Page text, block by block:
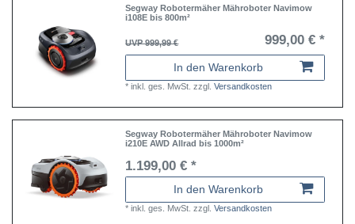
Segway Robotermäher Mähroboter Navimow
i108E bis 800m²
UVP 999,99 € 999,00 € *
In den Warenkorb
*inkl. ges. MwSt. zzgl.Versandkosten
Segway Robotermäher Mähroboter Navimow
i210E AWD Allrad bis 1000m²
1.199,00 € *
In den Warenkorb
*inkl. ges. MwSt. zzgl.Versandkosten